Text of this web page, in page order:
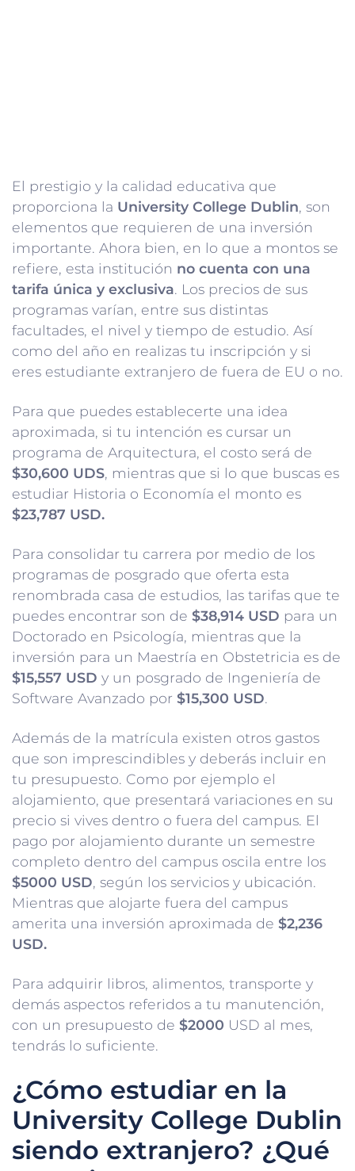
El prestigio y la calidad educativa que
proporciona la University College Dublin, son
elementos que requieren de una inversión
importante. Ahora bien, en lo que a montos se
refiere, esta institución no cuenta con una
tarifa única y exclusiva. Los precios de sus
programas varían, entre sus distintas
facultades, el nivel y tiempo de estudio. Así
como del año en realizas tu inscripción y si
eres estudiante extranjero de fuera de EU o no.
Para que puedes establecerte una idea
aproximada, si tu intención es cursar un
programa de Arquitectura, el costo será de
$30,600 UDS, mientras que si lo que buscas es
estudiar Historia o Economía el monto es
$23,787 USD.
Para consolidar tu carrera por medio de los
programas de posgrado que oferta esta
renombrada casa de estudios, las tarifas que te
puedes encontrar son de $38,914 USD para un
Doctorado en Psicología, mientras que la
inversión para un Maestría en Obstetricia es de
$15,557 USD y un posgrado de Ingeniería de
Software Avanzado por $15,300 USD.
Además de la matrícula existen otros gastos
que son imprescindibles y deberás incluir en
tu presupuesto. Como por ejemplo el
alojamiento, que presentará variaciones en su
precio si vives dentro o fuera del campus. El
pago por alojamiento durante un semestre
completo dentro del campus oscila entre los
$5000 USD, según los servicios y ubicación.
Mientras que alojarte fuera del campus
amerita una inversión aproximada de $2,236
USD.
Para adquirir libros, alimentos, transporte y
demás aspectos referidos a tu manutención,
con un presupuesto de $2000 USD al mes,
tendrás lo suficiente.
¿Cómo estudiar en la
University College Dublin
siendo extranjero? ¿Qué